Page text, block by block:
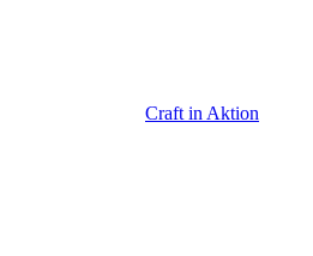
Craft in Aktion